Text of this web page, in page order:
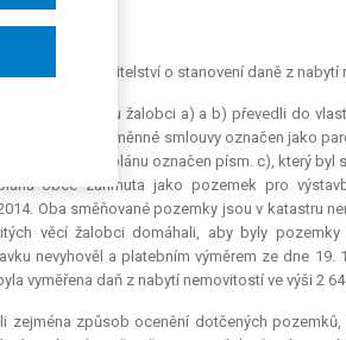
50/2017-48)
finančnímu ředitelství o stanovení daně z nabytí
kterou žalobci a) a b) převedli do
součást směnné smlouvy označen jako
plánu označen písm. c), který byl
obce zahrnuta jako pozemek pro
Oba směňované pozemky jsou v katastru
věcí žalobci domáhali, aby byly pozemky
nevyhověl a platebním výměrem ze dne 19.
vyměřena daň z nabytí nemovitostí ve výši 2
způsob ocenění dotčených